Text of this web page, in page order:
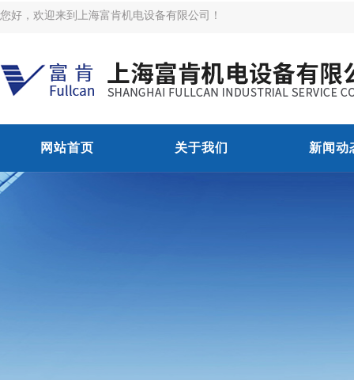
您好，欢迎来到上海富肯机电设备有限公司！
网站首页 关于我们 新闻动